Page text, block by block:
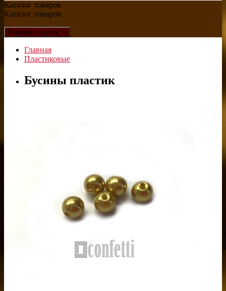
Каталог товаров
Каталог товаров
Корзина покупок: 0
Главная
Пластиковые
Бусины пластик